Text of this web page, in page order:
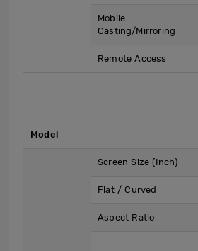
Mobile
Casting/Mirroring
Remote Access
Model
Screen Size (Inch)
Flat / Curved
Aspect Ratio